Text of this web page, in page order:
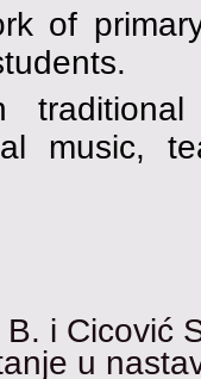
of
music,
i Cicović
u